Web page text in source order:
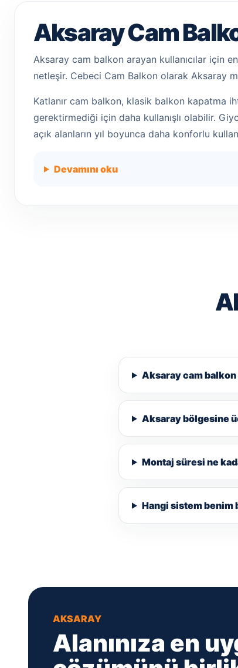
Aksaray Cam
Aksaray cam balkon arayan kullanıcılar için
netleşir. Cebeci Cam Balkon olarak Aksaray
Katlanır cam balkon, klasik balkon kapatma
gerektirmediği için daha kullanışlı olabilir.
açık alanların yıl boyunca daha konforlu
Devamını oku
Aksaray cam
Aksaray bölgesine
Montaj süresi ne
Hangi sistem benim
AKSARAY
Alanınıza en